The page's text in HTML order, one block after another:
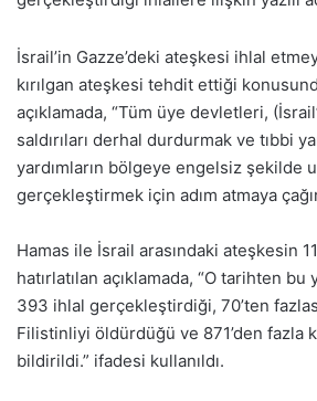
İsrail’in Gazze’deki ateşkesi ihlal
kırılgan ateşkesi tehdit ettiği
açıklamada, “Tüm üye devletleri,
saldırıları derhal durdurmak ve tıbbi
yardımların bölgeye engelsiz şekilde
gerçekleştirmek için adım atmaya
Hamas ile İsrail arasındaki ateşkesin
hatırlatılan açıklamada, “O tarihten bu
393 ihlal gerçekleştirdiği, 70’ten
Filistinliyi öldürdüğü ve 871’den fazla
bildirildi.” ifadesi kullanıldı.